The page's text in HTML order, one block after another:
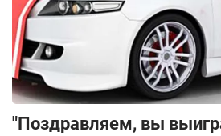
"Поздравляем, вы